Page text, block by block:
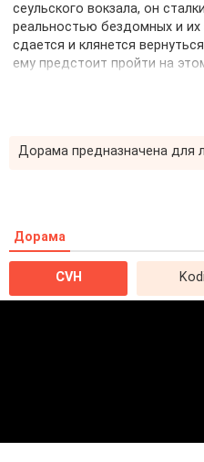
сеульского вокзала, он
реальностью бездомных и их
сдается и клянется
ему предстоит пройти на
Дорама предназначена для
Дорама
CVH